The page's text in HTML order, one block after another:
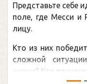
Представьте себе
поле, где Месси и
лицу.
Кто из них
сложной
жизни? Кто